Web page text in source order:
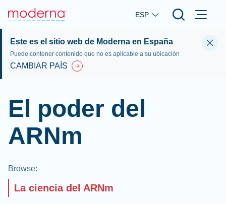
Skip to main content
ESP
Este es el sitio web de Moderna en España
Puede contener contenido que no es aplicable a su ubicación
CAMBIAR PAÍS
El poder del
ARNm
Browse:
La ciencia del ARNm